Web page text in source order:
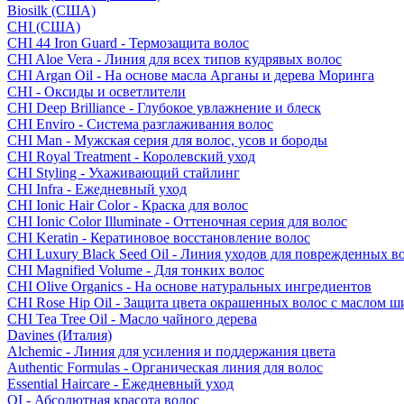
Biosilk (США)
CHI (США)
CHI 44 Iron Guard - Термозащита волос
CHI Aloe Vera - Линия для всех типов кудрявых волос
CHI Argan Oil - На основе масла Арганы и дерева Моринга
CHI - Оксиды и осветлители
CHI Deep Brilliance - Глубокое увлажнение и блеск
CHI Enviro - Система разглаживания волос
CHI Man - Мужская серия для волос, усов и бороды
CHI Royal Treatment - Королевский уход
CHI Styling - Ухаживающий стайлинг
CHI Infra - Ежедневный уход
CHI Ionic Hair Color - Краска для волос
CHI Ionic Color Illuminate - Оттеночная серия для волос
CHI Keratin - Кератиновое восстановление волос
CHI Luxury Black Seed Oil - Линия уходов для поврежденных
CHI Magnified Volume - Для тонких волос
CHI Olive Organics - На основе натуральных ингредиентов
CHI Rose Hip Oil - Защита цвета окрашенных волос с маслом
CHI Tea Tree Oil - Масло чайного дерева
Davines (Италия)
Alchemic - Линия для усиления и поддержания цвета
Authentic Formulas - Органическая линия для волос
Essential Haircare - Eжедневный уход
OI - Абсолютная красота волос